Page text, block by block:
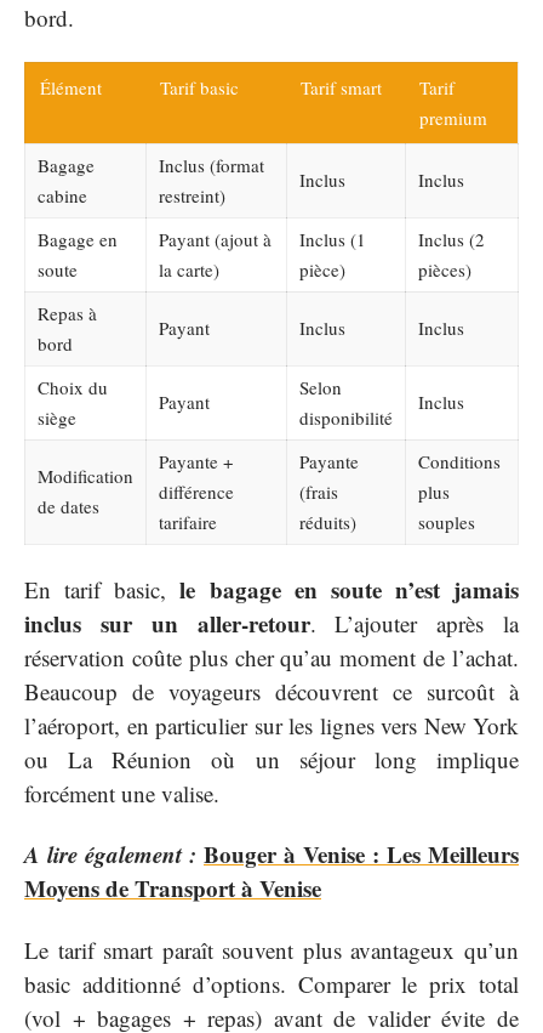
bord.
Élément Tarif basic Tarif smart
Tarif
premium
Bagage
cabine
Inclus (format
restreint)
Inclus Inclus
Bagage en
soute
Payant (ajout à
la carte)
Inclus (1
pièce)
Inclus (2
pièces)
Repas à
bord
Payant Inclus Inclus
Choix du
siège
Payant
Selon
disponibilité
Inclus
Modification
de dates
Payante +
différence
tarifaire
Payante
(frais
réduits)
Conditions
plus
souples
En tarif basic,le bagage en soute n’est jamais
inclus sur un aller-retour. L’ajouter après la
réservation coûte plus cher qu’au moment de l’achat.
Beaucoup de voyageurs découvrent ce surcoût à
l’aéroport, en particulier sur les lignes vers New York
ou La Réunion où un séjour long implique
forcément une valise.
A lire également : Bouger à Venise : Les Meilleurs
Moyens de Transport à Venise
Le tarif smart paraît souvent plus avantageux qu’un
basic additionné d’options. Comparer le prix total
(vol + bagages + repas) avant de valider évite de